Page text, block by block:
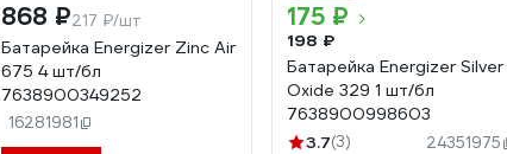
868 ₽217 ₽/шт
Батарейка Energizer Zinc Air
675 4 шт/бл
7638900349252
16281981
175 ₽
198 ₽
Батарейка Energizer Silver
Oxide 329 1 шт/бл
7638900998603
3.7(3) 24351975